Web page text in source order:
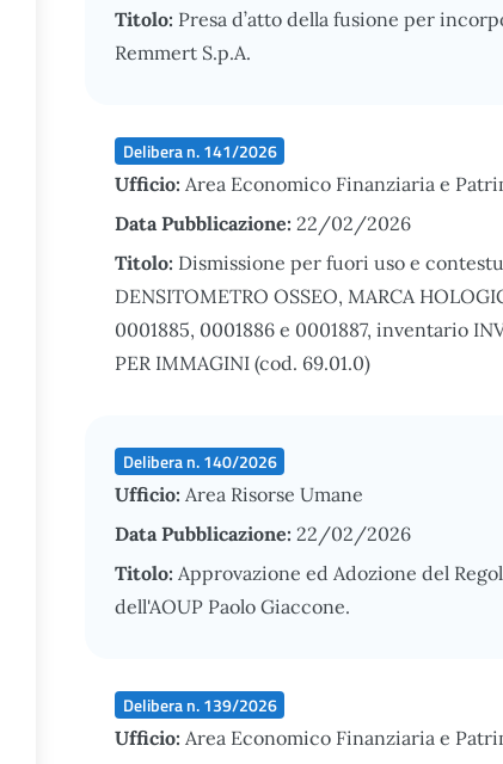
Titolo: Presa d’atto della fusione per
Remmert S.p.A.
Delibera n. 141/2026
Ufficio: Area Economico Finanziaria e
Data Pubblicazione: 22/02/2026
Titolo: Dismissione per fuori uso e
DENSITOMETRO OSSEO, MARCA
0001885, 0001886 e 0001887, inventario
PER IMMAGINI (cod. 69.01.0)
Delibera n. 140/2026
Ufficio: Area Risorse Umane
Data Pubblicazione: 22/02/2026
Titolo: Approvazione ed Adozione del
dell'AOUP Paolo Giaccone.
Delibera n. 139/2026
Ufficio: Area Economico Finanziaria e